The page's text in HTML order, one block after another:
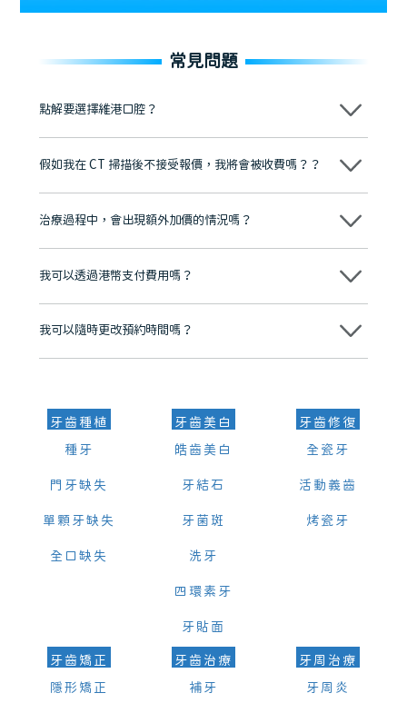
常見問題
點解要選擇維港口腔？
維港口腔踐行「醫道濟世」的大學校訓，各分院匯聚來自香港、內地的
牌」、「2025香港企業領袖品牌」，是諾貝爾種植系統全球放心植牙中
至今已服務超過三十個國家和地區的顧客，受到粵港澳大灣區及周邊城
市市民極高的口碑評價及信任推薦 珠海、深圳設有八大分院，香港亦設
有咨詢及服務保障中心，有任何問題都可以隨時預約免費咨詢，讓人十
假如我在 CT 掃描後不接受報價，我將會被收費嗎？？
不會！只要未開始實際服務之前，你不會被收取任何費用。
治療過程中，會出現額外加價的情況嗎？
不會，治療前我們會詳細說明治療方案及對應的價錢，顧客同意並簽字
我可以透過港幣支付費用嗎？
可以。維港口腔會按照當日匯率轉算收取費用，而匯率會及時告知客人
我可以隨時更改預約時間嗎？
可以，請盡早通過wechat或whatsapp聯絡我們，告知我們你原本預約
牙齒種植
種牙
門牙缺失
單顆牙缺失
全口缺失
牙齒美白
皓齒美白
牙結石
牙菌斑
洗牙
四環素牙
牙貼面
牙齒修復
全瓷牙
活動義齒
烤瓷牙
牙齒矯正
隱形矯正
牙齒治療
補牙
牙周治療
牙周炎